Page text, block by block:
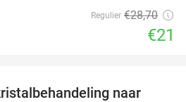
Regulier €28,70
€21
naar